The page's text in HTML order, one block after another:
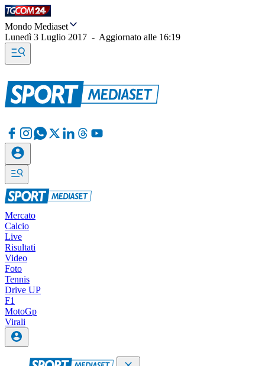
Mondo Mediaset
Lunedì 3 Luglio 2017 - Aggiornato alle 16:19
Mercato
Calcio
Live
Risultati
Video
Foto
Tennis
Drive UP
F1
MotoGp
Virali